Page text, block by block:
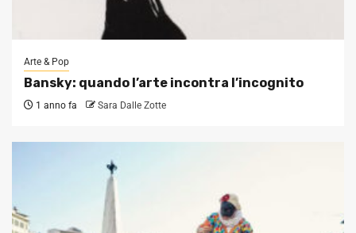
Arte & Pop
Bansky: quando l’arte incontra l’incognito
1 anno fa Sara Dalle Zotte